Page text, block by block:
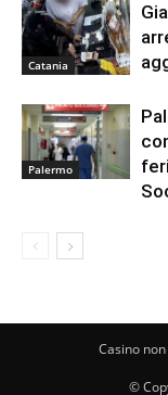
Catania
Palermo
Casino
©